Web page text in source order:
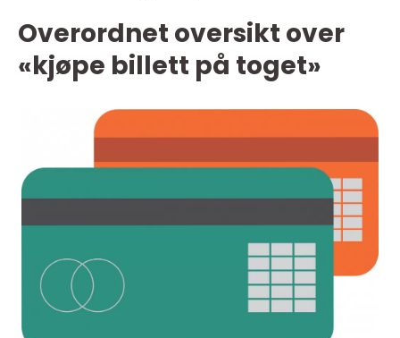
Overordnet oversikt over
«kjøpe billett på toget»